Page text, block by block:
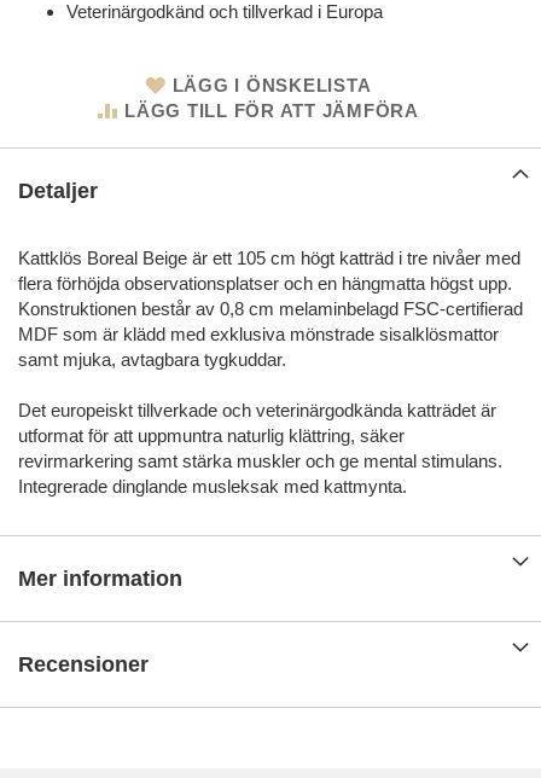
Veterinärgodkänd och tillverkad i Europa
LÄGG I ÖNSKELISTA
LÄGG TILL FÖR ATT JÄMFÖRA
Detaljer
Kattklös Boreal Beige är ett 105 cm högt katträd i tre nivåer med
flera förhöjda observationsplatser och en hängmatta högst upp.
Konstruktionen består av 0,8 cm melaminbelagd FSC-certifierad
MDF som är klädd med exklusiva mönstrade sisalklösmattor
samt mjuka, avtagbara tygkuddar.
Det europeiskt tillverkade och veterinärgodkända katträdet är
utformat för att uppmuntra naturlig klättring, säker
revirmarkering samt stärka muskler och ge mental stimulans.
Integrerade dinglande musleksak med kattmynta.
Mer information
Recensioner